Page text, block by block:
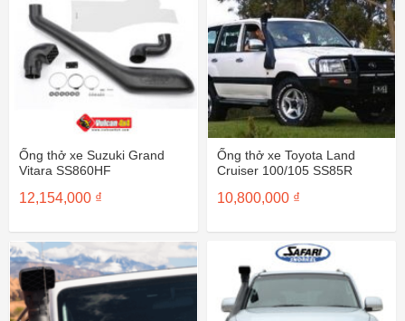
Ống thở xe Suzuki Grand
Vitara SS860HF
12,154,000 ₫
Ống thở xe Toyota Land
Cruiser 100/105 SS85R
10,800,000 ₫